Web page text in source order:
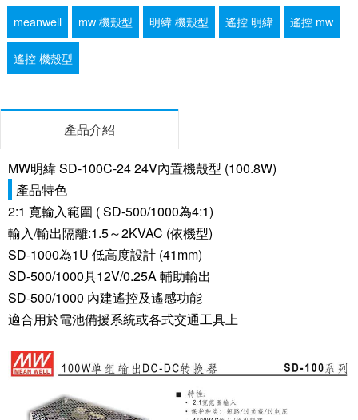
meanwell
mw 機殼型 明緯 機殼型 遙控 明緯 遙控 mw
遙控 機殼型
產品介紹
MW明緯 SD-100C-24 24V內置機殼型 (100.8W)
產品特色
2:1 寬輸入範圍 ( SD-500/1000為4:1)
輸入/輸出隔離:1.5～2KVAC (依機型)
SD-1000為1U 低高度設計 (41mm)
SD-500/1000具12V/0.25A 輔助輸出
SD-500/1000 內建遙控及遙感功能
適合用於電池備援系統或各式交通工具上